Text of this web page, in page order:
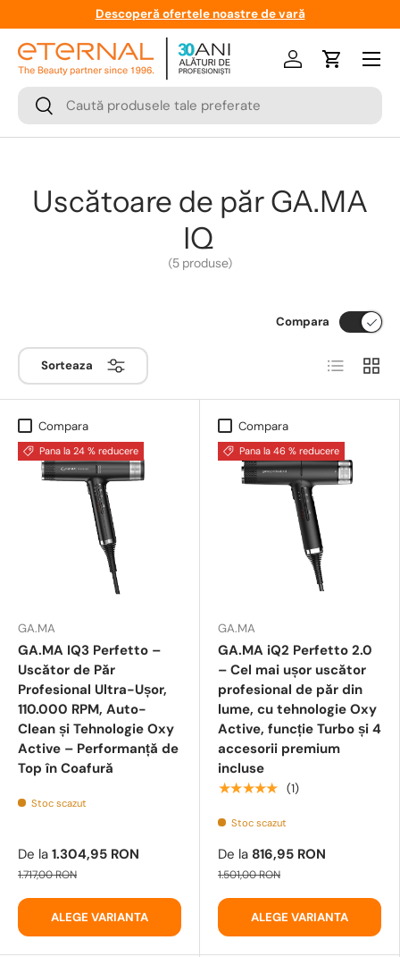
Descoperă ofertele noastre de vară
Cauta
Cauta
LogareCos
Meniu
Uscătoare de păr GA.MA
IQ
(5 produse)
Sorteaza
Compara
Lista
Compara
Pana la 24 % reducere
GA.MA
GA.MA IQ3 Perfetto –
Uscător de Păr
Profesional Ultra-Ușor,
110.000 RPM, Auto-
Clean și Tehnologie Oxy
Active – Performanță de
Top în Coafură
Stoc scazut
De la 1.304,95 RON
1.717,00 RON
ALEGE VARIANTA
Compara
Pana la 46 % reducere
GA.MA
GA.MA iQ2 Perfetto 2.0
– Cel mai ușor uscător
profesional de păr din
lume, cu tehnologie Oxy
Active, funcție Turbo și 4
accesorii premium
incluse
★★★★★ (1)
Stoc scazut
De la 816,95 RON
1.501,00 RON
ALEGE VARIANTA